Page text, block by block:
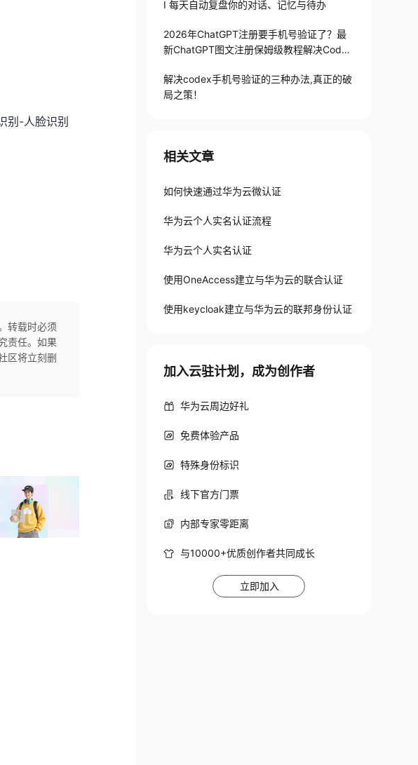
别-人脸识别
转载时必须
责任。如果
区将立刻删
I 每天自动复盘你的对话、记忆与待办
2026年ChatGPT注册要手机号验证了？最
新ChatGPT图文注册保姆级教程解决Codex
解决codex手机号验证的三种办法,真正的破
局之策！
相关文章
如何快速通过华为云微认证
华为云个人实名认证流程
华为云个人实名认证
使用OneAccess建立与华为云的联合认证
使用keycloak建立与华为云的联邦身份认证
加入云驻计划，成为创作者
华为云周边好礼
免费体验产品
特殊身份标识
线下官方门票
内部专家零距离
与10000+优质创作者共同成长
立即加入